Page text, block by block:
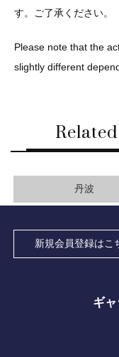
す。ご了承ください。
Please note that the
slightly different
丹波
新規会員登録はこ
ギ